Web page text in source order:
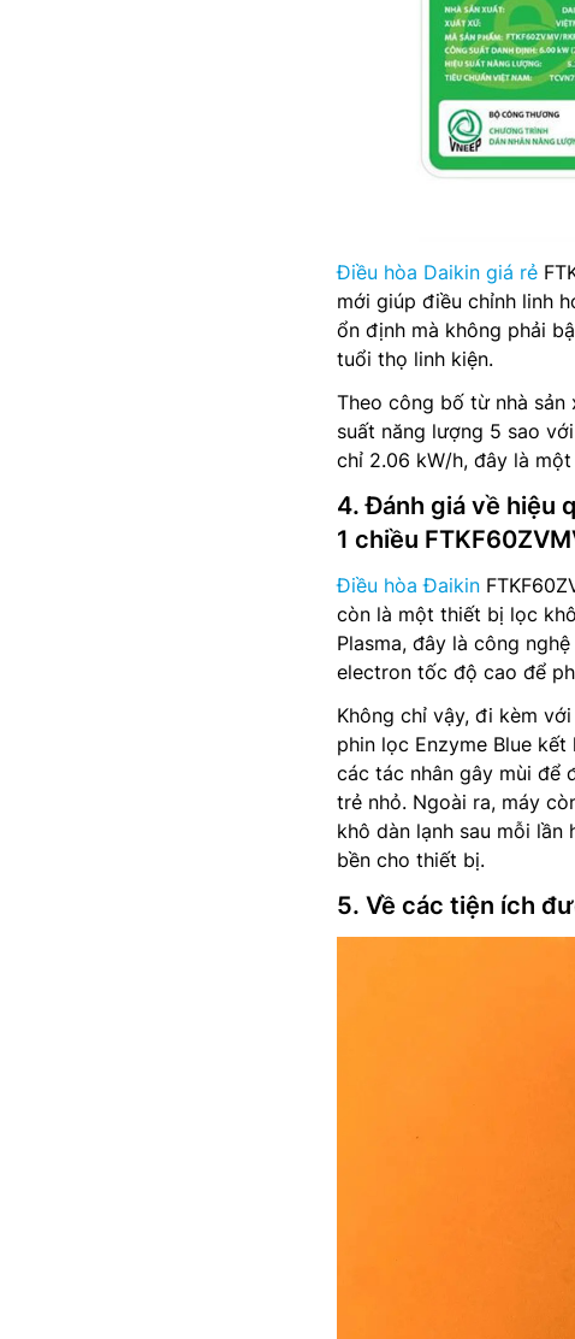
Điều hòa Daikin giá rẻ
mới giúp điều chỉnh linh
ổn định mà không phải
tuổi thọ linh kiện.
Theo công bố từ nhà sản
suất năng lượng 5 sao
chỉ 2.06 kW/h, đây là
4. Đánh giá về hiệu
1 chiều
Điều hòa Đaikin
còn là một thiết bị lọc
Plasma, đây là công
electron tốc độ cao để
Không chỉ vậy, đi kèm
phin lọc Enzyme Blue
các tác nhân gây mùi để
trẻ nhỏ. Ngoài ra, máy
khô dàn lạnh sau mỗi
bền cho thiết bị.
5. Về các tiện ích